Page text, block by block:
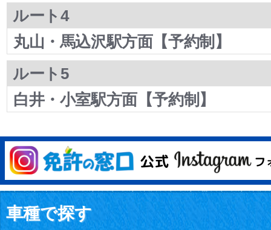
ルート4
丸山・馬込沢駅方面【予約制】
ルート5
白井・小室駅方面【予約制】
車種で探す